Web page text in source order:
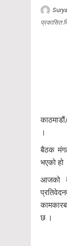
प्रकासित
।
बैठक
भएको हो
आजको
छ ।